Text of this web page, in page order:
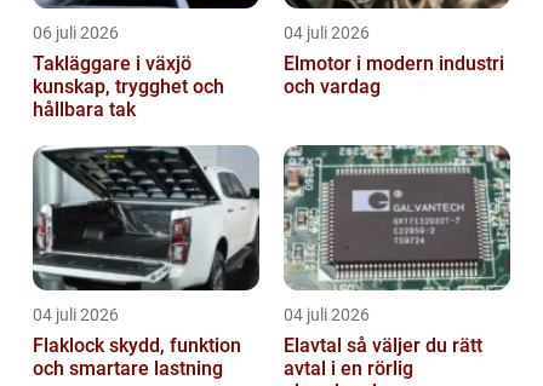
06 juli 2026
Takläggare i växjö
kunskap, trygghet och
hållbara tak
04 juli 2026
Elmotor i modern industri
och vardag
04 juli 2026
Flaklock skydd, funktion
och smartare lastning
04 juli 2026
Elavtal så väljer du rätt
avtal i en rörlig